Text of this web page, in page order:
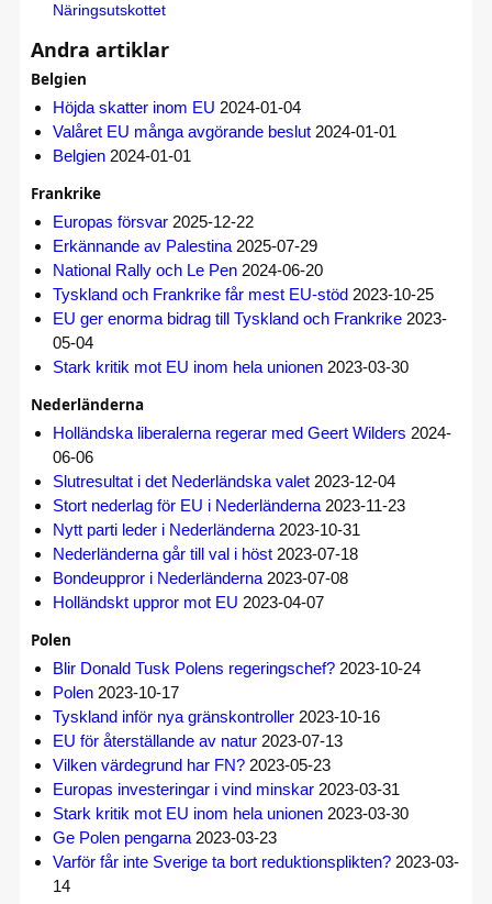
Näringsutskottet
Andra artiklar
Belgien
Höjda skatter inom EU 2024-01-04
Valåret EU många avgörande beslut 2024-01-01
Belgien 2024-01-01
Frankrike
Europas försvar 2025-12-22
Erkännande av Palestina 2025-07-29
National Rally och Le Pen 2024-06-20
Tyskland och Frankrike får mest EU-stöd 2023-10-25
EU ger enorma bidrag till Tyskland och Frankrike 2023-
05-04
Stark kritik mot EU inom hela unionen 2023-03-30
Nederländerna
Holländska liberalerna regerar med Geert Wilders 2024-
06-06
Slutresultat i det Nederländska valet 2023-12-04
Stort nederlag för EU i Nederländerna 2023-11-23
Nytt parti leder i Nederländerna 2023-10-31
Nederländerna går till val i höst 2023-07-18
Bondeuppror i Nederländerna 2023-07-08
Holländskt uppror mot EU 2023-04-07
Polen
Blir Donald Tusk Polens regeringschef? 2023-10-24
Polen 2023-10-17
Tyskland inför nya gränskontroller 2023-10-16
EU för återställande av natur 2023-07-13
Vilken värdegrund har FN? 2023-05-23
Europas investeringar i vind minskar 2023-03-31
Stark kritik mot EU inom hela unionen 2023-03-30
Ge Polen pengarna 2023-03-23
Varför får inte Sverige ta bort reduktionsplikten? 2023-03-
14